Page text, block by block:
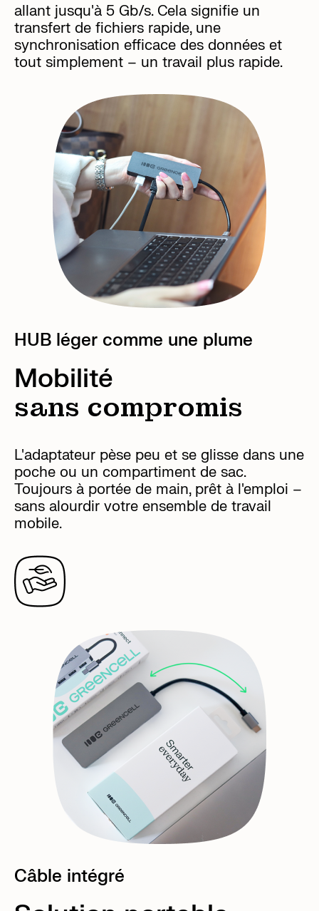
allant jusqu'à 5 Gb/s. Cela signifie un
transfert de fichiers rapide, une
synchronisation efficace des données et
tout simplement – un travail plus rapide.
HUB léger comme une plume
Mobilité
sans compromis
L'adaptateur pèse peu et se glisse dans une
poche ou un compartiment de sac.
Toujours à portée de main, prêt à l'emploi –
sans alourdir votre ensemble de travail
mobile.
Câble intégré